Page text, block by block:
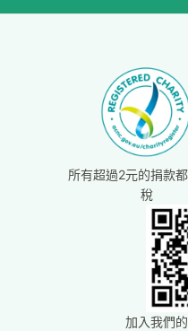
所有超過2元的捐款
稅
加入我們